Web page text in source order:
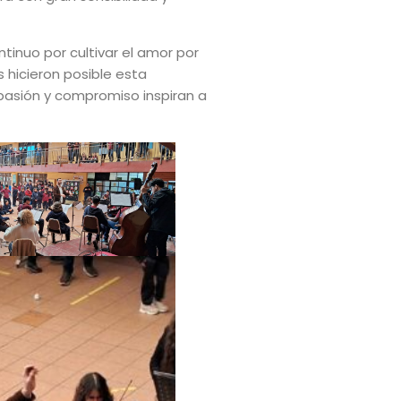
por cultivar el amor por
posible esta
y compromiso inspiran a